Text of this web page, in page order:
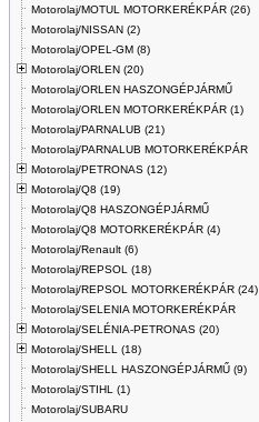
Motorolaj/MOTUL MOTORKERÉKPÁR (26)
Motorolaj/NISSAN (2)
Motorolaj/OPEL-GM (8)
Motorolaj/ORLEN (20)
Motorolaj/ORLEN HASZONGÉPJÁRMŰ
Motorolaj/ORLEN MOTORKERÉKPÁR (1)
Motorolaj/PARNALUB (21)
Motorolaj/PARNALUB MOTORKERÉKPÁR
Motorolaj/PETRONAS (12)
Motorolaj/Q8 (19)
Motorolaj/Q8 HASZONGÉPJÁRMŰ
Motorolaj/Q8 MOTORKERÉKPÁR (4)
Motorolaj/Renault (6)
Motorolaj/REPSOL (18)
Motorolaj/REPSOL MOTORKERÉKPÁR (24)
Motorolaj/SELENIA MOTORKERÉKPÁR
Motorolaj/SELÉNIA-PETRONAS (20)
Motorolaj/SHELL (18)
Motorolaj/SHELL HASZONGÉPJÁRMŰ (9)
Motorolaj/STIHL (1)
Motorolaj/SUBARU